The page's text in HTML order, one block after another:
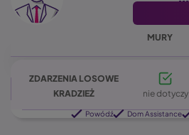
MURY
ZDARZENIA LOSOWE
KRADZIEŻ
nie dotyczy
Powódź Dom Assistance